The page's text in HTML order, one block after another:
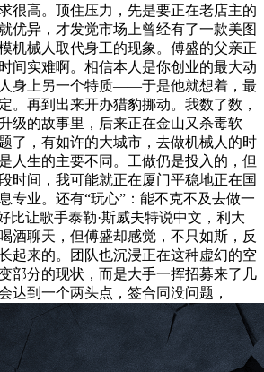
很高。顶住压力，先是要正在老店主的
优异，才发觉市场上曾经有了一款美图
机械人取代身工的现象。傅盛的父亲正
间实难啊。相信本人是你创业的最大动
身上另一个特质——于是他就想着，最
。再到出来开办猎豹挪动。我数了数，
级的故事里，后来正在金山又杀毒软
了，有如许的大城市，去做机械人的时
人生的主要不同。工做仍是投入的，但
时间，我可能就正在厦门平稳地正在国
专业。还有“玩心”：能不克不及去做一
比让歌手泰勒·斯威夫特说中文，利大
酒聊天，但傅盛却感觉，不只如斯，反
起来的。团队也沉浸正在这种虚幻的空
部分的现状，而是大手一挥招募来了几
达到一个两头点，签合同没问题，